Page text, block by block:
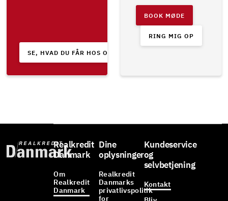
SE, HVAD DU FÅR HOS OS
BOOK MØDE
RING MIG OP
Realkredit
Danmark
Om
Realkredit
Danmark
Dine
oplysninger
Realkredit
Danmarks
privatlivspolitik
for
Kundeservice
og
selvbetjening
Kontakt